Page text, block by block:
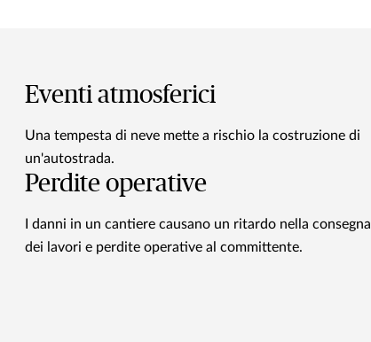
Eventi atmosferici
Una tempesta di neve mette a rischio la costruzione di
un'autostrada.
Perdite operative
I danni in un cantiere causano un ritardo nella consegna
dei lavori e perdite operative al committente.